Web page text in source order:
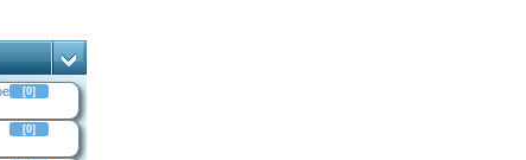
[0]
[0]